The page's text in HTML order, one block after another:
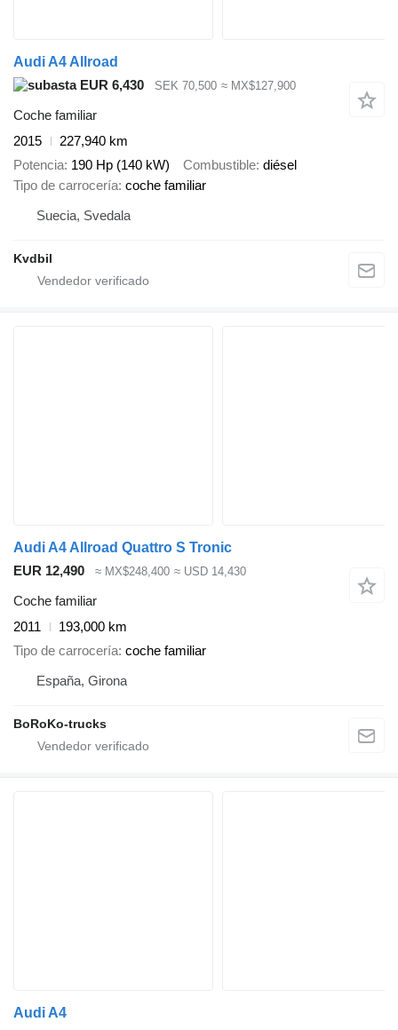
Audi A4 Allroad
EUR 6,430
SEK 70,500 ≈ MX$127,900
Coche familiar
2015
227,940 km
Potencia 190 Hp (140 kW) Combustible diésel
Tipo de carrocería coche familiar
Suecia, Svedala
Kvdbil
Audi A4 Allroad Quattro S Tronic
EUR 12,490
≈ MX$248,400 ≈ USD 14,430
Coche familiar
2011
193,000 km
Tipo de carrocería coche familiar
España, Girona
BoRoKo-trucks
Audi A4